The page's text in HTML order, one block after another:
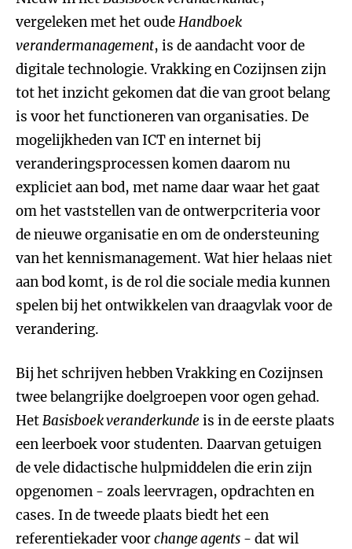
vergeleken met het oudeHandboek
verandermanagement, is de aandacht voor de
digitale technologie. Vrakking en Cozijnsen zijn
tot het inzicht gekomen dat die van groot belang
is voor het functioneren van organisaties. De
mogelijkheden van ICT en internet bij
veranderingsprocessen komen daarom nu
expliciet aan bod, met name daar waar het gaat
om het vaststellen van de ontwerpcriteria voor
de nieuwe organisatie en om de ondersteuning
van het kennismanagement. Wat hier helaas niet
aan bod komt, is de rol die sociale media kunnen
spelen bij het ontwikkelen van draagvlak voor de
verandering.
Bij het schrijven hebben Vrakking en Cozijnsen
twee belangrijke doelgroepen voor ogen gehad.
HetBasisboek veranderkunde is in de eerste plaats
een leerboek voor studenten. Daarvan getuigen
de vele didactische hulpmiddelen die erin zijn
opgenomen - zoals leervragen, opdrachten en
cases. In de tweede plaats biedt het een
referentiekader voorchange agents - dat wil